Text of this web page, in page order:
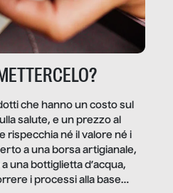
che hanno un costo sul
salute, e un prezzo al
rispecchia né il valore né i
a una borsa artigianale,
una bottiglietta d’acqua,
i processi alla base